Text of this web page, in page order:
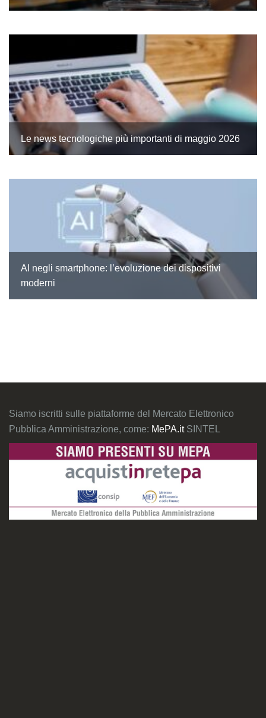
Le news tecnologiche più importanti di maggio 2026
AI negli smartphone: l’evoluzione dei dispositivi
moderni
Siamo iscritti sulle piattaforme del Mercato Elettronico
Pubblica Amministrazione, come: MePA.it SINTEL